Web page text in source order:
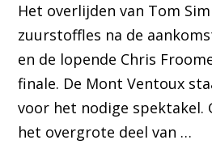
Het overlijden van Tom
zuurstoffles na de
en de lopende Chris
finale. De Mont Ventoux
voor het nodige spektakel.
het overgrote deel van …